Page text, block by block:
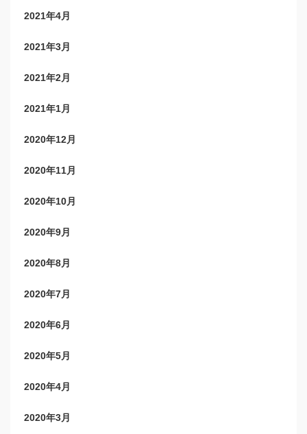
2021年4月
2021年3月
2021年2月
2021年1月
2020年12月
2020年11月
2020年10月
2020年9月
2020年8月
2020年7月
2020年6月
2020年5月
2020年4月
2020年3月